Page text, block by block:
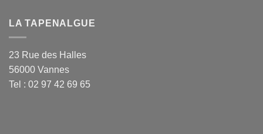
LA TAPENALGUE
23 Rue des Halles
56000 Vannes
Tel : 02 97 42 69 65